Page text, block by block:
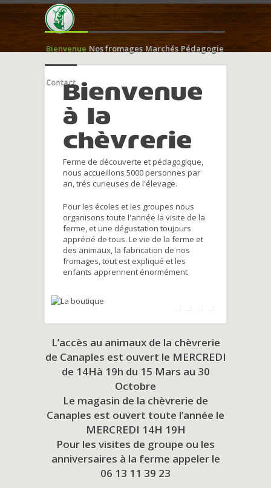
Bienvenue Nos fromages Marchés Pédagogie
ContactBienvenue
à la
chèvrerie
Ferme de découverte et pédagogique,
nous accueillons 5000 personnes par
an, trés curieuses de l'élevage.
Pour les écoles et les groupes nous
organisons toute l'année la visite de la
ferme, et une dégustation toujours
apprécié de tous. Le vie de la ferme et
des animaux, la fabrication de nos
fromages, tout est expliqué et les
enfants apprennent énormément
L’accès au animaux de la chèvrerie
de Canaples est ouvert le MERCREDI
de 14Hà 19h du 15 Mars au 30
Octobre
Le magasin de la chèvrerie de
Canaples est ouvert toute l’année le
MERCREDI 14H 19H
Pour les visites de groupe ou les
anniversaires à la ferme appeler le
06 13 11 39 23